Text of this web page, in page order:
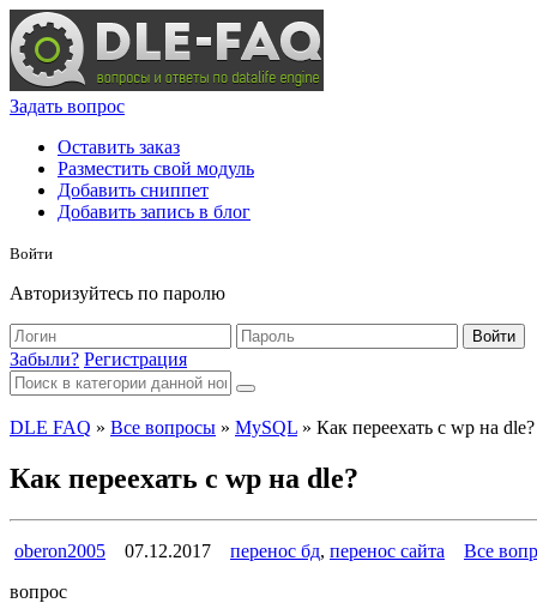
Задать вопрос
Оставить заказ
Разместить свой модуль
Добавить сниппет
Добавить запись в блог
Войти
Авторизуйтесь по паролю
Войти
Забыли? Регистрация
DLE FAQ » Все вопросы » MySQL » Как переехать с wp на dle?
Как переехать с wp на dle?
oberon2005 07.12.2017 перенос бд, перенос сайта Все
вопрос